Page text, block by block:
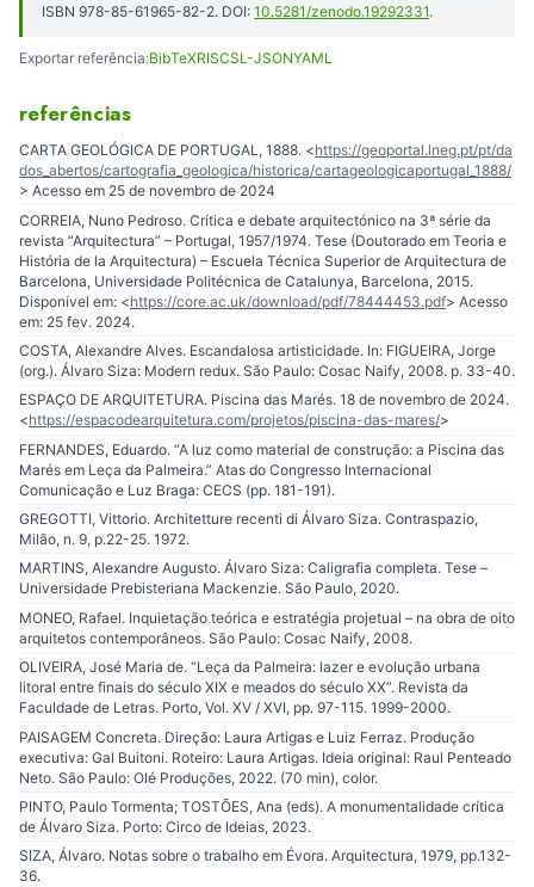
ISBN 978-85-61965-82-2. DOI: 10.5281/zenodo.19292331.
Exportar referência:BibTeXRISCSL-JSONYAML
referências
CARTA GEOLÓGICA DE PORTUGAL, 1888. <https://geoportal.lneg.pt/pt/da
dos_abertos/cartografia_geologica/historica/cartageologicaportugal_1888/
> Acesso em 25 de novembro de 2024
CORREIA, Nuno Pedroso. Crítica e debate arquitectónico na 3ª série da
revista “Arquitectura” – Portugal, 1957/1974. Tese (Doutorado em Teoria e
História de la Arquitectura) – Escuela Técnica Superior de Arquitectura de
Barcelona, Universidade Politécnica de Catalunya, Barcelona, 2015.
Disponível em: <https://core.ac.uk/download/pdf/78444453.pdf> Acesso
em: 25 fev. 2024.
COSTA, Alexandre Alves. Escandalosa artisticidade. In: FIGUEIRA, Jorge
(org.). Álvaro Siza: Modern redux. São Paulo: Cosac Naify, 2008. p. 33-40.
ESPAÇO DE ARQUITETURA. Piscina das Marés. 18 de novembro de 2024.
<https://espacodearquitetura.com/projetos/piscina-das-mares/>
FERNANDES, Eduardo. “A luz como material de construção: a Piscina das
Marés em Leça da Palmeira.” Atas do Congresso Internacional
Comunicação e Luz Braga: CECS (pp. 181-191).
GREGOTTI, Vittorio. Architetture recenti di Álvaro Siza. Contraspazio,
Milão, n. 9, p.22-25. 1972.
MARTINS, Alexandre Augusto. Álvaro Siza: Caligrafia completa. Tese –
Universidade Prebisteriana Mackenzie. São Paulo, 2020.
MONEO, Rafael. Inquietação teórica e estratégia projetual – na obra de oito
arquitetos contemporâneos. São Paulo: Cosac Naify, 2008.
OLIVEIRA, José Maria de. “Leça da Palmeira: lazer e evolução urbana
litoral entre finais do século XIX e meados do século XX”. Revista da
Faculdade de Letras. Porto, Vol. XV / XVI, pp. 97-115. 1999-2000.
PAISAGEM Concreta. Direção: Laura Artigas e Luiz Ferraz. Produção
executiva: Gal Buitoni. Roteiro: Laura Artigas. Ideia original: Raul Penteado
Neto. São Paulo: Olé Produções, 2022. (70 min), color.
PINTO, Paulo Tormenta; TOSTÕES, Ana (eds). A monumentalidade crítica
de Álvaro Siza. Porto: Circo de Ideias, 2023.
SIZA, Álvaro. Notas sobre o trabalho em Évora. Arquitectura, 1979, pp.132-
36.